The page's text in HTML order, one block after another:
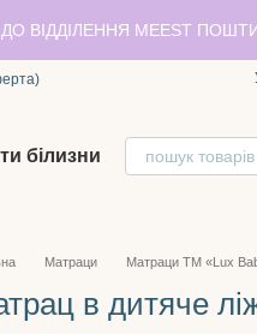
ВІДДІЛЕННЯ MEEST
білизни
Матраци Матраци TM «Lux
в дитяче